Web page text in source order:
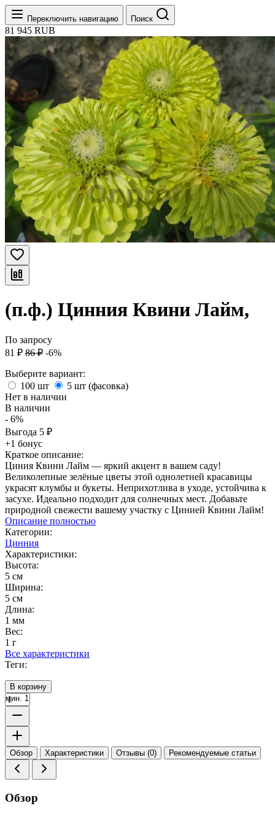
Переключить навигацию Поиск
81 945 RUB
(п.ф.) Цинния Квини Лайм,
По запросу
81 ₽ 86 ₽ -6%
Выберите вариант:
100 шт
5 шт (фасовка)
Нет в наличии
В наличии
- 6%
Выгода 5 ₽
+1 бонус
Краткое описание:
Циния Квини Лайм — яркий акцент в вашем саду!
Великолепные зелёные цветы этой однолетней красавицы
украсят клумбы и букеты. Неприхотлива в уходе, устойчива к
засухе. Идеально подходит для солнечных мест. Добавьте
природной свежести вашему участку с Цинией Квини Лайм!
Описание полностью
Категории:
Цинния
Характеристики:
Высота:
5 см
Ширина:
5 см
Длина:
1 мм
Вес:
1 г
Все характеристики
Теги:
В корзину
мин. 1
Обзор Характеристики Отзывы (0) Рекомендуемые статьи
Обзор